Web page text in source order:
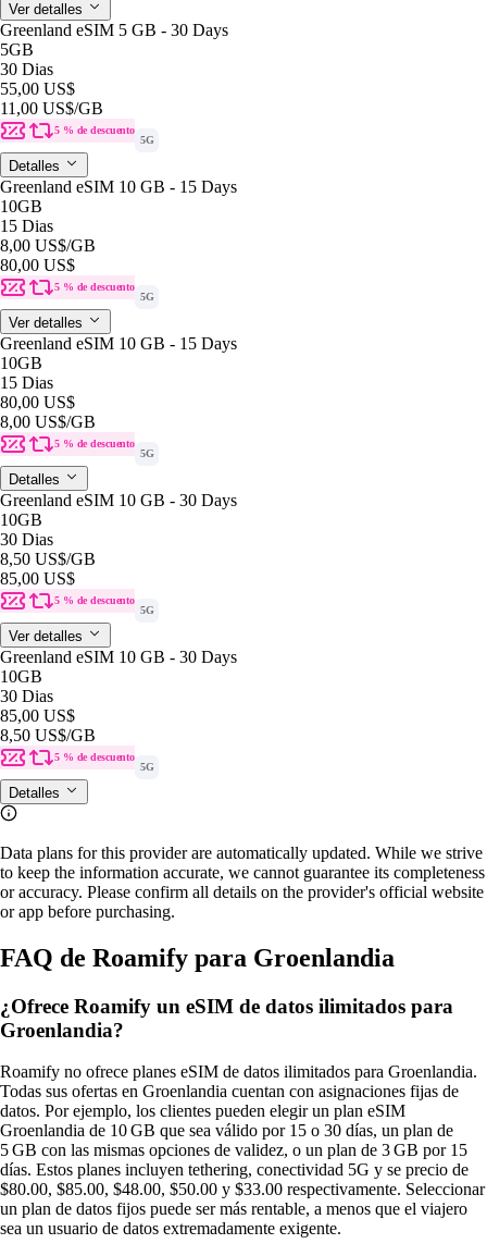
Ver detalles
Greenland eSIM 5 GB - 30 Days
5GB
30 Dias
55,00 US$
11,00 US$/GB
5 % de descuento
5G
Detalles
Greenland eSIM 10 GB - 15 Days
10GB
15 Dias
8,00 US$/GB
80,00 US$
5 % de descuento
5G
Ver detalles
Greenland eSIM 10 GB - 15 Days
10GB
15 Dias
80,00 US$
8,00 US$/GB
5 % de descuento
5G
Detalles
Greenland eSIM 10 GB - 30 Days
10GB
30 Dias
8,50 US$/GB
85,00 US$
5 % de descuento
5G
Ver detalles
Greenland eSIM 10 GB - 30 Days
10GB
30 Dias
85,00 US$
8,50 US$/GB
5 % de descuento
5G
Detalles
Data plans for this provider are automatically updated. While we strive
to keep the information accurate, we cannot guarantee its completeness
or accuracy. Please confirm all details on the provider's official website
or app before purchasing.
FAQ de Roamify para Groenlandia
¿Ofrece Roamify un eSIM de datos ilimitados para
Groenlandia?
Roamify no ofrece planes eSIM de datos ilimitados para Groenlandia.
Todas sus ofertas en Groenlandia cuentan con asignaciones fijas de
datos. Por ejemplo, los clientes pueden elegir un plan eSIM
Groenlandia de 10 GB que sea válido por 15 o 30 días, un plan de
5 GB con las mismas opciones de validez, o un plan de 3 GB por 15
días. Estos planes incluyen tethering, conectividad 5G y se precio de
$80.00, $85.00, $48.00, $50.00 y $33.00 respectivamente. Seleccionar
un plan de datos fijos puede ser más rentable, a menos que el viajero
sea un usuario de datos extremadamente exigente.